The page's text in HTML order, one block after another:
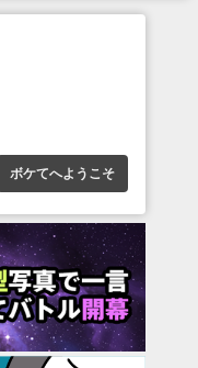
ボケてへようこそ